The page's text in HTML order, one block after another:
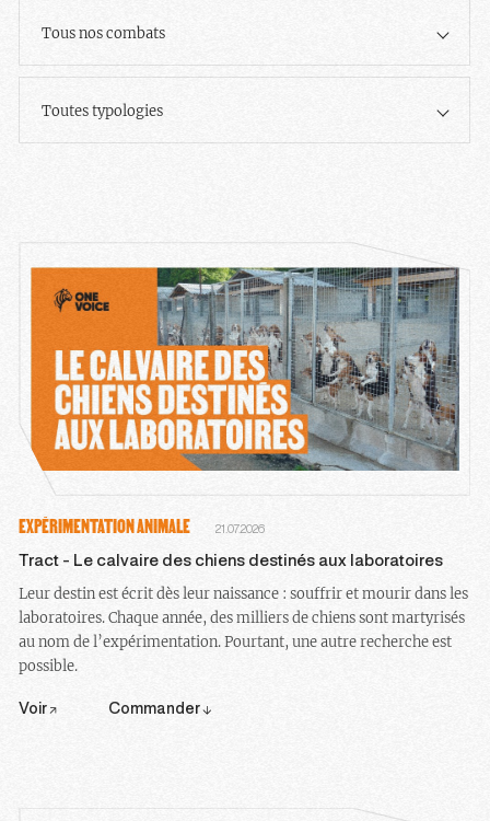
Tous nos combats
Toutes typologies
EXPÉRIMENTATION ANIMALE 21.07.2026
Tract - Le calvaire des chiens destinés aux laboratoires
Leur destin est écrit dès leur naissance : souffrir et mourir dans les
laboratoires. Chaque année, des milliers de chiens sont martyrisés
au nom de l’expérimentation. Pourtant, une autre recherche est
possible.
Voir Commander